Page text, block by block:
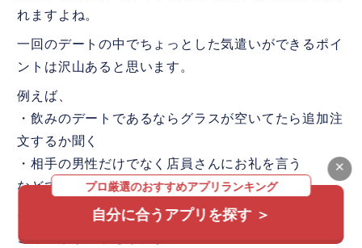
れますよね。
一回のデートの中でちょっとした気遣いができるポイ
ントは沢山あると思います。
例えば、
・飲みのデートであるならグラスが空いてたら追加注
文するか聞く
・相手の男性だけでなく店員さんにお礼を言う
などです。
そうした細かな行動が、「おごってもらえる」
ことに繋がるかもしれません。
プロ厳選のおすすめアプリランキング
自分に合うアプリを探す ＞
×